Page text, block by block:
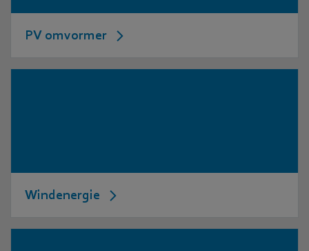
PV omvormer
Windenergie